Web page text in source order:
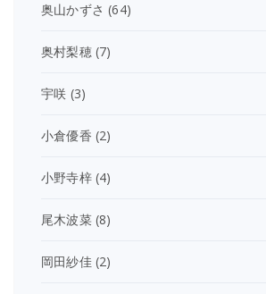
奥山かずさ (64)
奥村梨穂(7)
宇咲 (3)
小倉優香 (2)
小野寺梓(4)
尾木波菜(8)
岡田紗佳(2)